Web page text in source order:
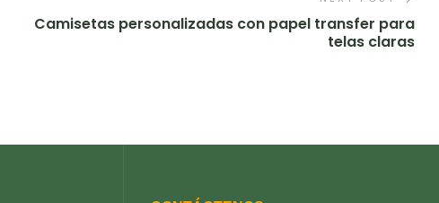
Camisetas personalizadas con papel transfer para
telas claras